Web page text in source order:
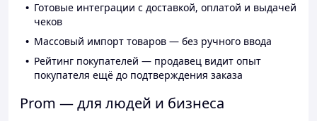
Готовые интеграции с доставкой, оплатой и выдачей
чеков
Массовый импорт товаров — без ручного ввода
Рейтинг покупателей — продавец видит опыт
покупателя ещё до подтверждения заказа
Prom — для людей и бизнеса